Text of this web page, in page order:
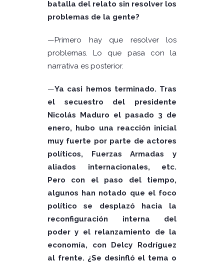
batalla del relato sin resolver los
problemas de la gente?
—Primero hay que resolver los
problemas. Lo que pasa con la
narrativa es posterior.
—Ya casi hemos terminado. Tras
el secuestro del presidente
Nicolás Maduro el pasado 3 de
enero, hubo una reacción inicial
muy fuerte por parte de actores
políticos, Fuerzas Armadas y
aliados internacionales, etc.
Pero con el paso del tiempo,
algunos han notado que el foco
político se desplazó hacia la
reconfiguración interna del
poder y el relanzamiento de la
economía, con Delcy Rodríguez
al frente. ¿Se desinfló el tema o